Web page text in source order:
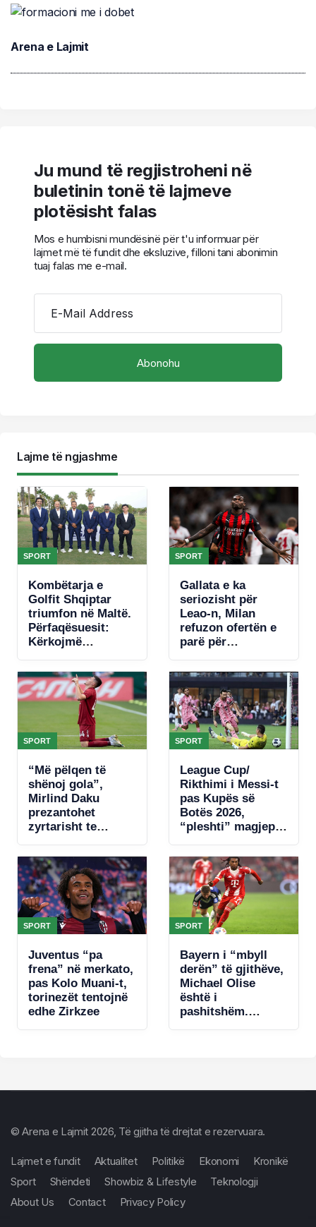
Arena e Lajmit
Ju mund të regjistroheni në
buletinin tonë të lajmeve
plotësisht falas
Mos e humbisni mundësinë për t'u informuar për
lajmet më të fundit dhe eksluzive, filloni tani abonimin
tuaj falas me e-mail.
E-Mail Address
Lajme të ngjashme
SPORT
Kombëtarja e
Golfit Shqiptar
triumfon në Maltë.
Përfaqësuesit:
Kërkojmë
kemi fusha
SPORT
Gallata e ka
seriozisht për
Leao-n, Milan
refuzon ofertën e
parë për
SPORT
“Më pëlqen të
shënoj gola”,
Mirlind Daku
prezantohet
zyrtarisht te
SPORT
League Cup/
Rikthimi i Messi-t
pas Kupës së
Botës 2026,
“pleshti” magjeps
dopietë
SPORT
Juventus “pa
frena” në merkato,
pas Kolo Muani-t,
torinezët tentojnë
edhe Zirkzee
SPORT
Bayern i “mbyll
derën” të gjithëve,
Michael Olise
është i
pashitshëm.
© Arena e Lajmit 2026, Të gjitha të drejtat e rezervuara.
Lajmet e fundit Aktualitet Politikë Ekonomi
Kronikë
Sport
Shëndeti Showbiz & Lifestyle
Teknologji
About Us
Contact Privacy Policy